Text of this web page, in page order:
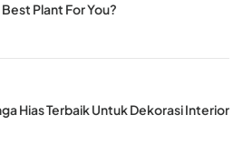
Plant For You?
Hias Terbaik Untuk Dekorasi Interior